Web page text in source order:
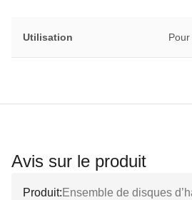
Utilisation
Avis sur le produit
Produit: Ensemble de disques